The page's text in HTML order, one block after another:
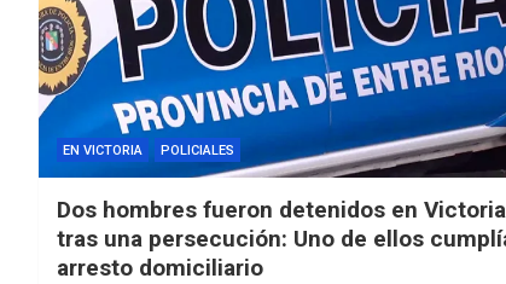
EN VICTORIA POLICIALES
Dos hombres fueron detenidos en Victoria
tras una persecución: Uno de ellos
arresto domiciliario